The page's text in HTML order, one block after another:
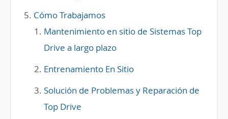
Cómo Trabajamos
Mantenimiento en sitio de Sistemas Top
Drive a largo plazo
Entrenamiento En Sitio
Solución de Problemas y Reparación de
Top Drive